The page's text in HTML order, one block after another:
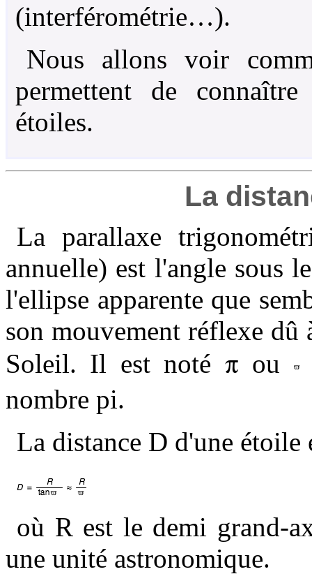
(interférométrie…).
Nous allons voir
permettent de
étoiles.
La
La parallaxe
annuelle) est l'angle sous
l'ellipse apparente que
son mouvement réflexe
Soleil. Il est noté π ou
nombre pi.
La distance D d'une
où R est le demi grand-
une unité astronomique.